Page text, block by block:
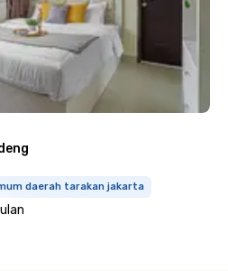
daerah tarakan jakarta